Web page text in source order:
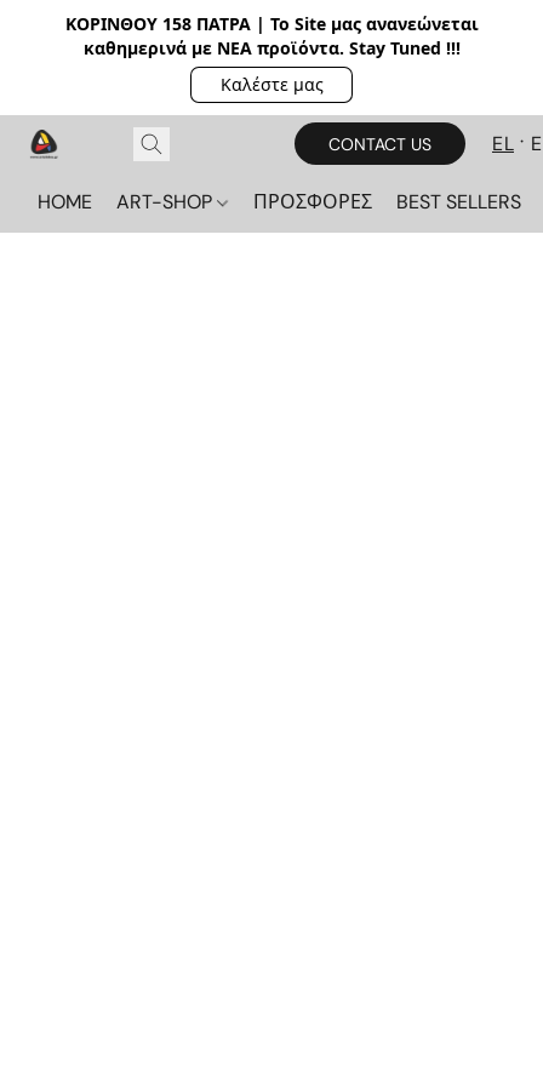
ΚΟΡΙΝΘΟΥ 158 ΠΑΤΡΑ | Το Site μας ανανεώνεται
καθημερινά με ΝΕΑ προϊόντα. Stay Tuned !!!
Καλέστε μας
CONTACT US EL
HOME ART-SHOP ΠΡΟΣΦΟΡΕΣ BEST SELLERS